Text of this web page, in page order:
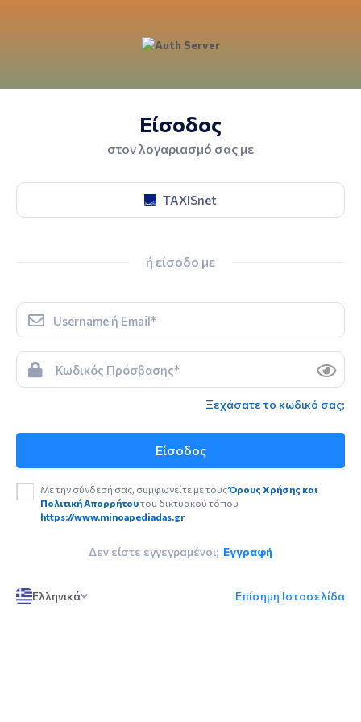
Είσοδος
στον λογαριασμό σας με
TAXISnet
ή είσοδο με
Ξεχάσατε το κωδικό σας;
Είσοδος
Με την σύνδεσή σας, συμφωνείτε με τουςΌρους Χρήσης και
Πολιτική Απορρήτουτου δικτυακού τόπου
https://www.minoapediadas.gr
Δεν είστε εγγεγραμένοι; Εγγραφή
Ελληνικά Επίσημη Ιστοσελίδα